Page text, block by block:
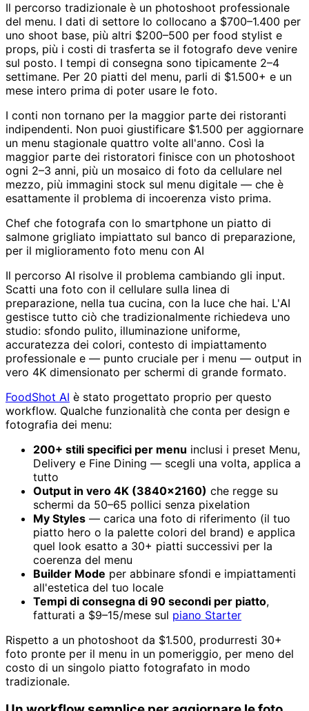
Il percorso tradizionale è un photoshoot professionale
del menu. I dati di settore lo collocano a $700–1.400 per
uno shoot base, più altri $200–500 per food stylist e
props, più i costi di trasferta se il fotografo deve venire
sul posto. I tempi di consegna sono tipicamente 2–4
settimane. Per 20 piatti del menu, parli di $1.500+ e un
mese intero prima di poter usare le foto.
I conti non tornano per la maggior parte dei ristoranti
indipendenti. Non puoi giustificare $1.500 per aggiornare
un menu stagionale quattro volte all'anno. Così la
maggior parte dei ristoratori finisce con un photoshoot
ogni 2–3 anni, più un mosaico di foto da cellulare nel
mezzo, più immagini stock sul menu digitale — che è
esattamente il problema di incoerenza visto prima.
Chef che fotografa con lo smartphone un piatto di
salmone grigliato impiattato sul banco di preparazione,
per il miglioramento foto menu con AI
Il percorso AI risolve il problema cambiando gli input.
Scatti una foto con il cellulare sulla linea di
preparazione, nella tua cucina, con la luce che hai. L'AI
gestisce tutto ciò che tradizionalmente richiedeva uno
studio: sfondo pulito, illuminazione uniforme,
accuratezza dei colori, contesto di impiattamento
professionale e — punto cruciale per i menu — output in
vero 4K dimensionato per schermi di grande formato.
FoodShot AI è stato progettato proprio per questo
workflow. Qualche funzionalità che conta per design e
fotografia dei menu:
200+ stili specifici per menu inclusi i preset Menu,
Delivery e Fine Dining — scegli una volta, applica a
tutto
Output in vero 4K (3840×2160) che regge su
schermi da 50–65 pollici senza pixelation
My Styles — carica una foto di riferimento (il tuo
piatto hero o la palette colori del brand) e applica
quel look esatto a 30+ piatti successivi per la
coerenza del menu
Builder Mode per abbinare sfondi e impiattamenti
all'estetica del tuo locale
Tempi di consegna di 90 secondi per piatto,
fatturati a $9–15/mese sul piano Starter
Rispetto a un photoshoot da $1.500, produrresti 30+
foto pronte per il menu in un pomeriggio, per meno del
costo di un singolo piatto fotografato in modo
tradizionale.